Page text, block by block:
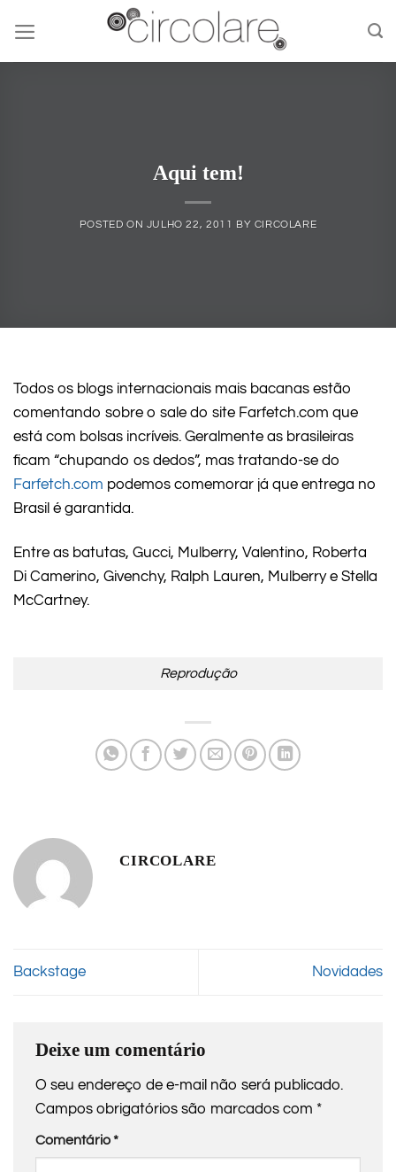
content
Aqui tem!
POSTED ON JULHO 22, 2011 BY CIRCOLARE
Todos os blogs internacionais mais bacanas estão
comentando sobre o sale do site Farfetch.com que
está com bolsas incríveis. Geralmente as brasileiras
ficam “chupando os dedos”, mas tratando-se do
Farfetch.com podemos comemorar já que entrega no
Brasil é garantida.
Entre as batutas, Gucci, Mulberry, Valentino, Roberta
Di Camerino, Givenchy, Ralph Lauren, Mulberry e Stella
McCartney.
Reprodução
CIRCOLARE
Backstage Novidades
Deixe um comentário
O seu endereço de e-mail não será publicado.
Campos obrigatórios são marcados com *
Comentário*